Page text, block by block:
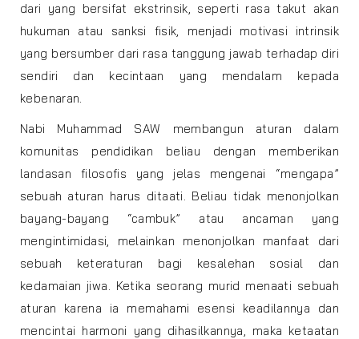
dari yang bersifat ekstrinsik, seperti rasa takut akan
hukuman atau sanksi fisik, menjadi motivasi intrinsik
yang bersumber dari rasa tanggung jawab terhadap diri
sendiri dan kecintaan yang mendalam kepada
kebenaran.
Nabi Muhammad SAW membangun aturan dalam
komunitas pendidikan beliau dengan memberikan
landasan filosofis yang jelas mengenai “mengapa”
sebuah aturan harus ditaati. Beliau tidak menonjolkan
bayang-bayang “cambuk” atau ancaman yang
mengintimidasi, melainkan menonjolkan manfaat dari
sebuah keteraturan bagi kesalehan sosial dan
kedamaian jiwa. Ketika seorang murid menaati sebuah
aturan karena ia memahami esensi keadilannya dan
mencintai harmoni yang dihasilkannya, maka ketaatan